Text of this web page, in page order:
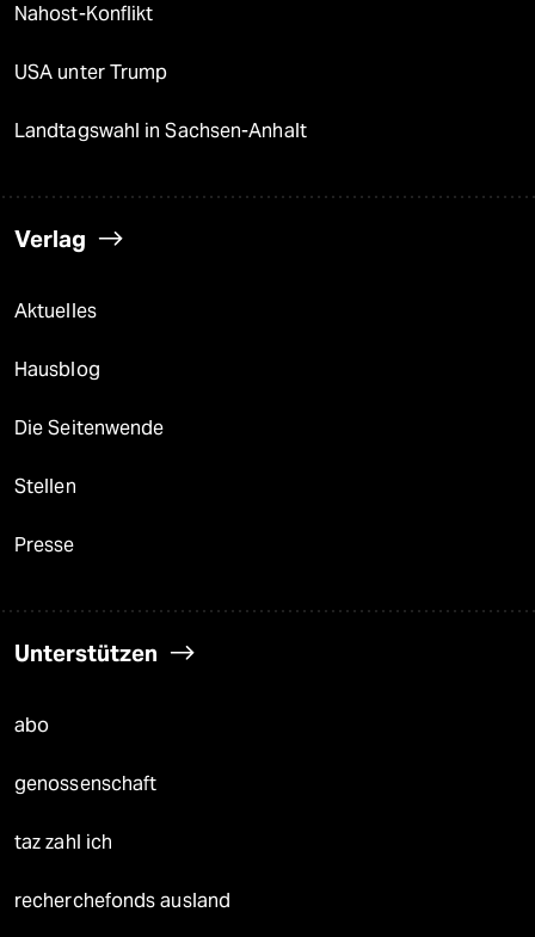
Nahost-Konflikt
USA unter Trump
Landtagswahl in Sachsen-Anhalt
Verlag
Aktuelles
Hausblog
Die Seitenwende
Stellen
Presse
Unterstützen
abo
genossenschaft
taz zahl ich
recherchefonds ausland